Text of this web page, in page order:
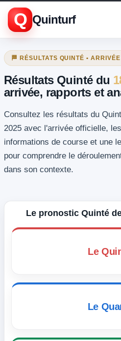
Q Quinturf
🏁 RÉSULTATS QUINTÉ •
Résultats Quinté du
arrivée, rapports et
Consultez les résultats du
2025 avec l'arrivée officielle,
informations de course et une
pour comprendre le
dans son contexte.
Le pronostic Quinté
Le
Le